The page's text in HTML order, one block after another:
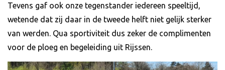
Tevens gaf ook onze tegenstander iedereen speeltijd,
wetende dat zij daar in de tweede helft niet gelijk sterker
van werden. Qua sportiviteit dus zeker de complimenten
voor de ploeg en begeleiding uit Rijssen.